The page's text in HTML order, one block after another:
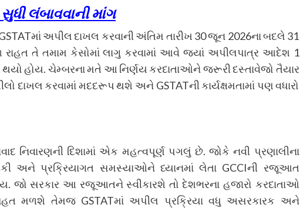
લંબાવવાની માંગ
અપીલ દાખલ કરવાની અંતિમ તારીખ 30 જૂન 2026ના બદલે 31
રાહત તે તમામ કેસોમાં લાગુ કરવામાં આવે જ્યાં અપીલપાત્ર આદેશ 1
થયો હોય. ચેમ્બરના મતે આ નિર્ણય કરદાતાઓને જરૂરી દસ્તાવેજો તૈયાર
દાખલ કરવામાં મદદરૂપ થશે અને GSTATની કાર્યક્ષમતામાં પણ વધારો
નિવારણની દિશામાં એક મહત્વપૂર્ણ પગલું છે. જોકે નવી પ્રણાલીના
અને પ્રક્રિયાગત સમસ્યાઓને ધ્યાનમાં લેતા GCCIની રજૂઆત
જો સરકાર આ રજૂઆતને સ્વીકારશે તો દેશભરના હજારો કરદાતાઓ
મળશે તેમજ GSTATમાં અપીલ પ્રક્રિયા વધુ અસરકારક અને